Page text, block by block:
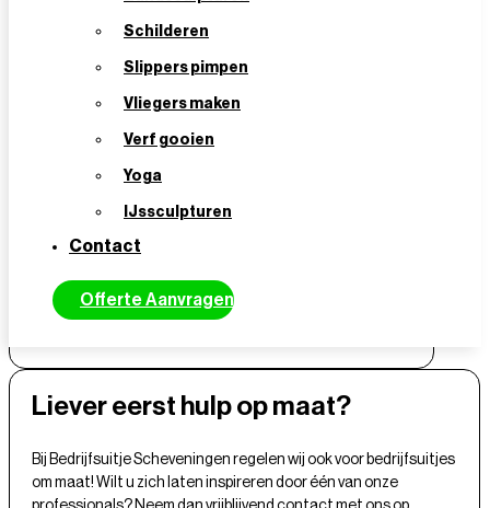
Schilderen
Slippers pimpen
Vliegers maken
Verf gooien
Yoga
IJssculpturen
Contact
Offerte Aanvragen
VERSTUREN
Liever eerst hulp op maat?
Bij Bedrijfsuitje Scheveningen regelen wij ook voor bedrijfsuitjes
om maat! Wilt u zich laten inspireren door één van onze